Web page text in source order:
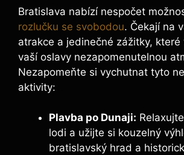
Bratislava nabízí nespočet
rozlučku se svobodou. Čekají na
atrakce a jedinečné zážitky, které
vaší oslavy nezapomenutelnou
Nezapomeňte si vychutnat tyto
aktivity:
Plavba po Dunaji:
lodi a užijte si kouzelný
bratislavský hrad a